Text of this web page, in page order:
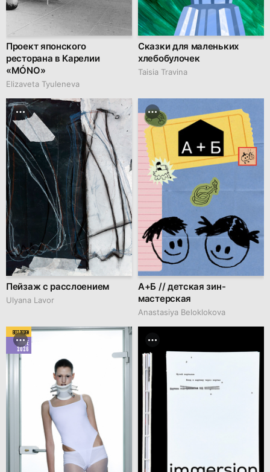
Проект японского
ресторана в Карелии
«MÓNO»
Elizaveta Tyuleneva
Сказки для маленьких
хлебобулочек
Taisia Travina
Пейзаж с расслоением
Ulyana Lavor
А+Б // детская зин-
мастерская
Anastasiya Beloklokova
BEST DESIGN
JUNE
2026